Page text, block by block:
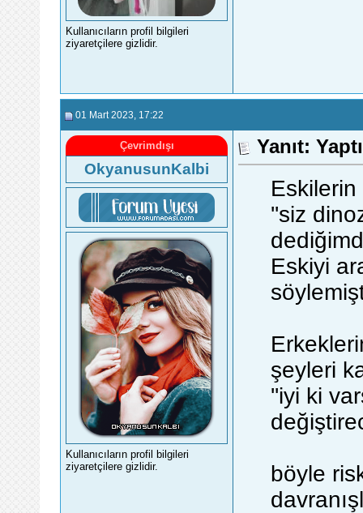
Kullanıcıların profil bilgileri
ziyaretçilere gizlidir.
01 Mart 2023 , 17:22
Çevrimdışı
OkyanusunKalbi
Kullanıcıların profil bilgileri
ziyaretçilere gizlidir.
Yanıt:
''siz
Eskiyi
şeyleri
''iyi ki
böyle